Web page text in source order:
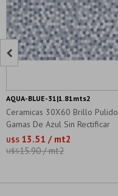
Ceramicas 30X60 Brillo Pulido
Gamas De Azul Sin Rectificar
U$S 13.51 / mt2
U$S15.90 / mt2
AQUA-BLUE-31|1.81mts2
